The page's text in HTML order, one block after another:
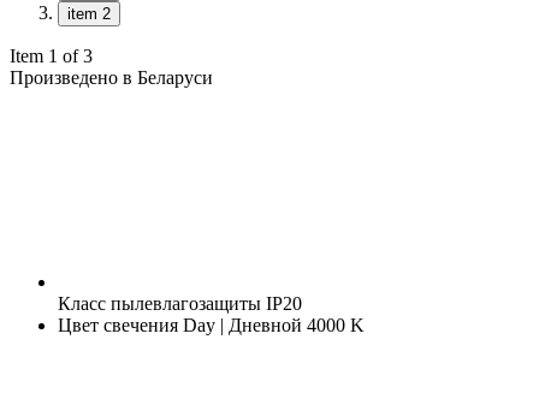
item 2
Item 1 of 3
Произведено в Беларуси
Класс пылевлагозащиты IP20
Цвет свечения Day | Дневной 4000 K